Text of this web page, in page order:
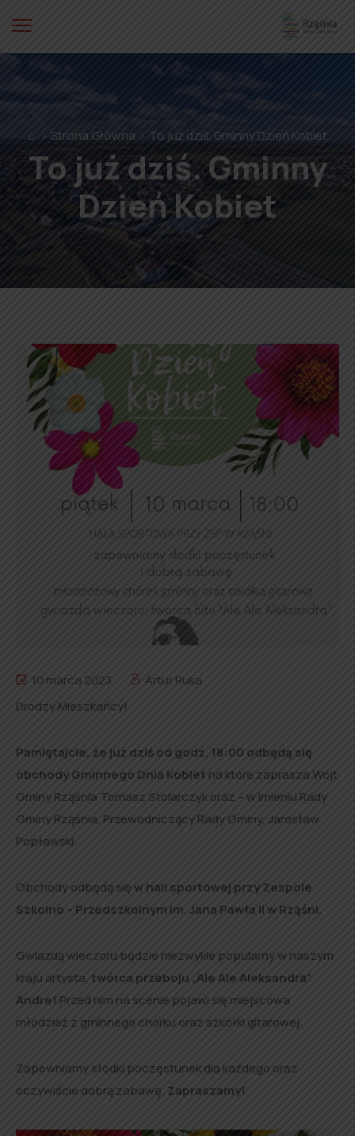
⌂ Strona Główna To już dziś. Gminny Dzień Kobiet
To już dziś. Gminny
Dzień Kobiet
10 marca 2023
Artur Ruka
Drodzy Mieszkańcy!
Pamiętajcie, że już dziś od godz. 18:00 odbędą się
obchody Gminnego Dnia Kobiet na które zaprasza Wójt
Gminy Rząśnia Tomasz Stolarczyk oraz – w imieniu Rady
Gminy Rząśnia, Przewodniczący Rady Gminy, Jarosław
Popławski.
Obchody odbędą sięw hali sportowej przy Zespole
Szkolno – Przedszkolnym im. Jana Pawła II w Rząśni.
Gwiazdą wieczoru będzie niezwykle popularny w naszym
kraju artysta, twórca przeboju „Ale Ale Aleksandra”
Andre! Przed nim na scenie pojawi się miejscowa
młodzież z gminnego chórku oraz szkółki gitarowej.
Zapewniamy słodki poczęstunek dla każdego oraz
oczywiście dobrą zabawę. Zapraszamy!